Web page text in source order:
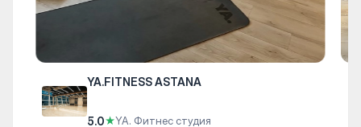
YA.FITNESS ASTANA
5.0★YA. Фитнес студия